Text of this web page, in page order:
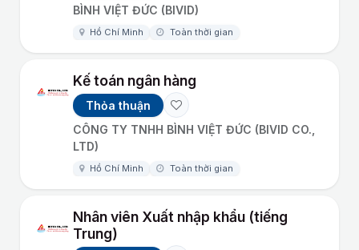
BÌNH VIỆT ĐỨC (BIVID)
Hồ Chí Minh Toàn thời gian
Kế toán ngân hàng
Thỏa thuận
CÔNG TY TNHH BÌNH VIỆT ĐỨC (BIVID CO.,
LTD)
Hồ Chí Minh Toàn thời gian
Nhân viên Xuất nhập khẩu (tiếng
Trung)